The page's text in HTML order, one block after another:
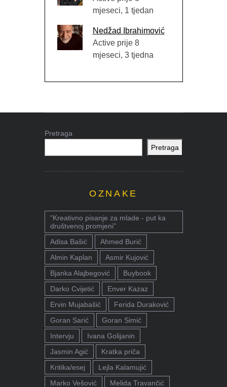
mjeseci, 1 tjedan
Nedžad Ibrahimović
Active prije 8
mjeseci, 3 tjedna
Pretraga
Pretraga
OZNAKE
"Kreativno pisanje za mlade - put ka
društvenoj promjeni"
Adisa Bašić
Ahmed Burić
Almin Kaplan
Asmir Kujović
Bjanka Alajbegović
Buybook
Darko Cvijetić
Enver Kazaz
Ervin Mujabašić
Ferida Duraković
Goran Sarić
Goran Simić
Intervju
Ivana Golijanin
Jasmin Agić
Kratka priča
Kritika/esej
Lejla Kalamujić
Marko Vešović
Melida Travančić